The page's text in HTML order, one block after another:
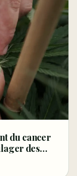
du cancer
des
troubles